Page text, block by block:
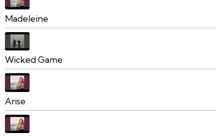
Madeleine
Wicked Game
Arise